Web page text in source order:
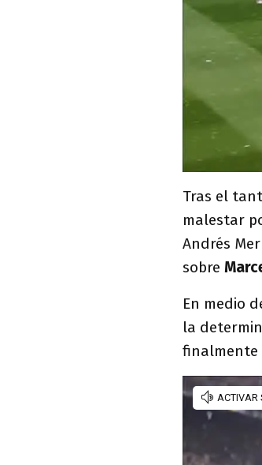
Tras el
malestar
Andrés
sobre
En medio
la
finalmente